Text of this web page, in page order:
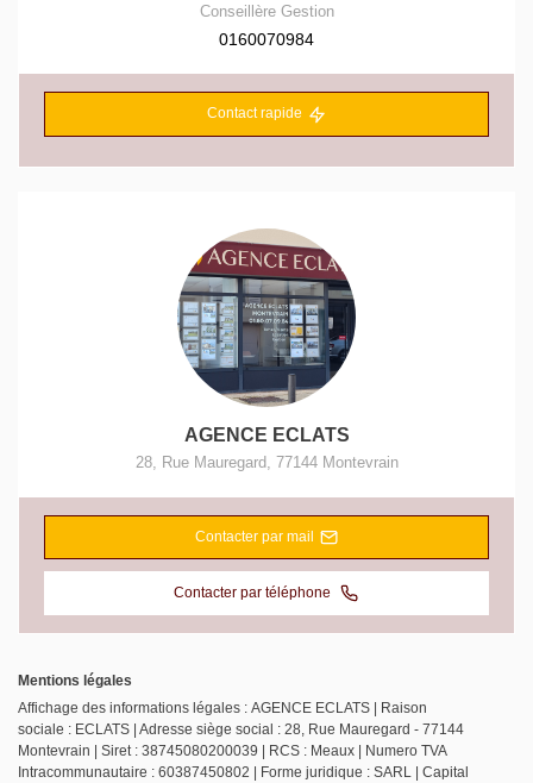
Conseillère Gestion
0160070984
Contact rapide
AGENCE ECLATS
28, Rue Mauregard 77144 Montevrain
Contacter par mail
Contacter par téléphone
Mentions légales
Affichage des informations légales : AGENCE ECLATS | Raison
sociale : ECLATS | Adresse siège social : 28, Rue Mauregard - 77144
Montevrain | Siret : 38745080200039 | RCS : Meaux | Numero TVA
Intracommunautaire : 60387450802 | Forme juridique : SARL | Capital